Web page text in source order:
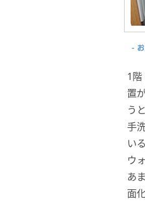
1階
置
う
手
い
ウ
あ
面